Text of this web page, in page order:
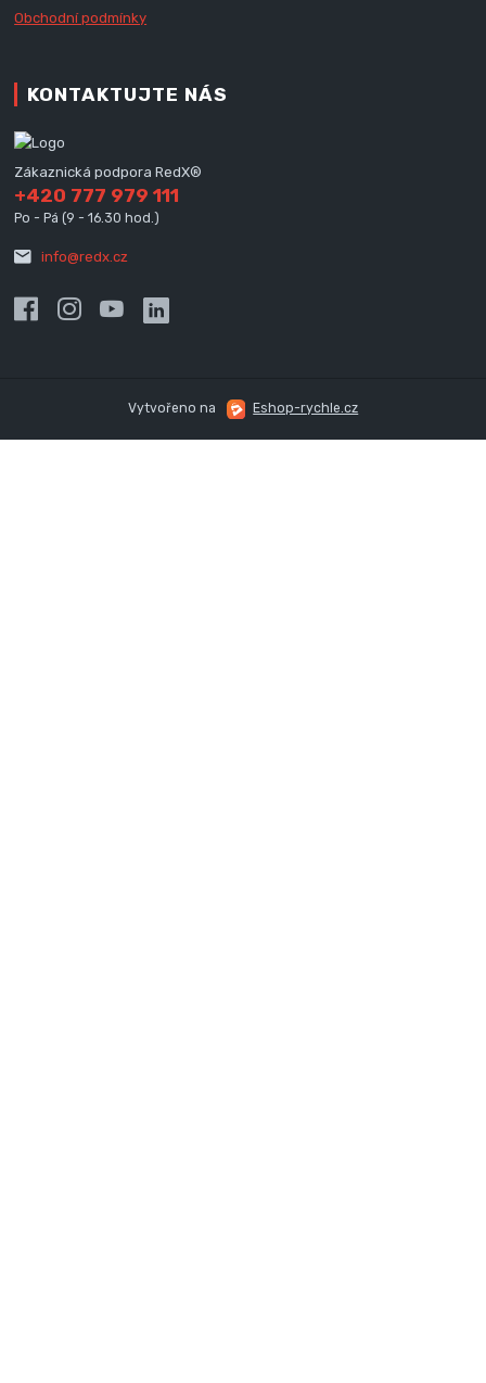
Obchodní podmínky
KONTAKTUJTE NÁS
Zákaznická podpora RedX®
+420 777 979 111
Po - Pá (9 - 16.30 hod.)
info@redx.cz
Vytvořeno na Eshop-rychle.cz